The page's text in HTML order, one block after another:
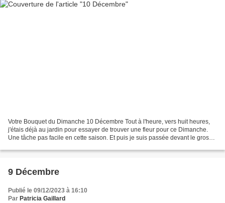
Votre Bouquet du Dimanche 10 Décembre Tout à l'heure, vers huit heures,
j'étais déjà au jardin pour essayer de trouver une fleur pour ce Dimanche.
Une tâche pas facile en cette saison. Et puis je suis passée devant le gros
9 Décembre
Publié le 09/12/2023 à 16:10
Par Patricia Gaillard